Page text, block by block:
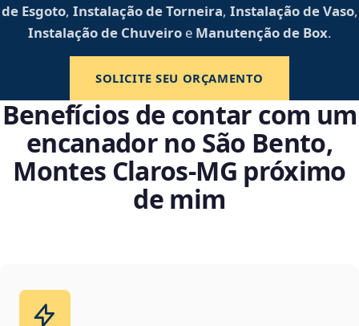
de Esgoto, Instalação de Torneira, Instalação de Vaso,
Instalação de Chuveiroe Manutenção de Box.
SOLICITE SEU ORÇAMENTO
Benefícios de contar com um
encanador no São Bento,
Montes Claros‑MG próximo
de mim